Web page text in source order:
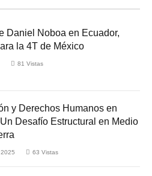
Daniel Noboa en Ecuador,
la 4T de México
81 Vistas
y Derechos Humanos en
Desafío Estructural en Medio
63 Vistas